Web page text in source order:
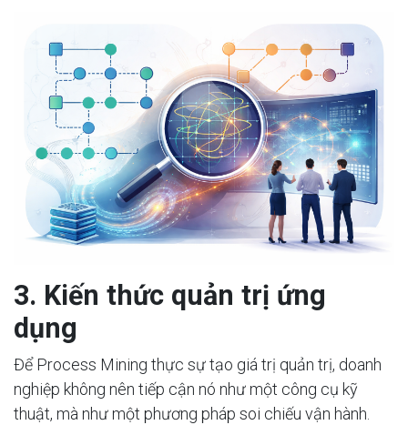
3. Kiến thức quản trị ứng
dụng
Để Process Mining thực sự tạo giá trị quản trị, doanh
nghiệp không nên tiếp cận nó như một công cụ kỹ
thuật, mà như một phương pháp soi chiếu vận hành.